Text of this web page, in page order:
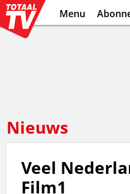
Menu
Nieuws
Veel
Film1